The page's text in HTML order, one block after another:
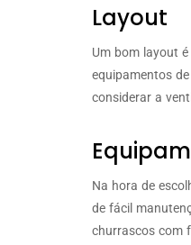
Layout
Um bom layout
equipamentos
considerar a
Na hora de
de fácil
churrascos com